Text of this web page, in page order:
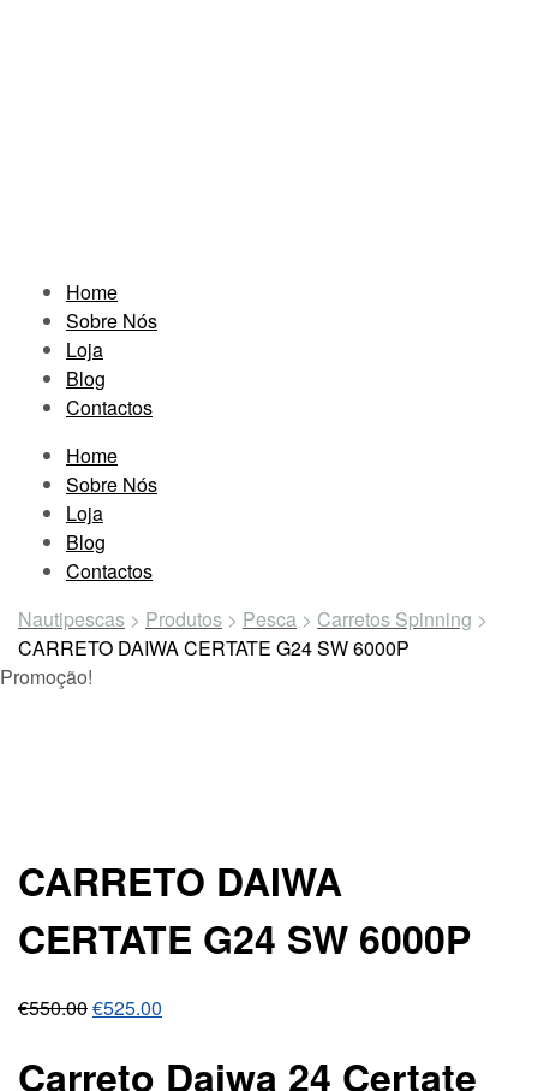
Home
Sobre Nós
Loja
Blog
Contactos
Home
Sobre Nós
Loja
Blog
Contactos
Nautipescas > Produtos > Pesca > Carretos Spinning >
CARRETO DAIWA CERTATE G24 SW 6000P
Promoção!
CARRETO DAIWA
CERTATE G24 SW 6000P
€550.00€525.00
Carreto Daiwa 24 Certate